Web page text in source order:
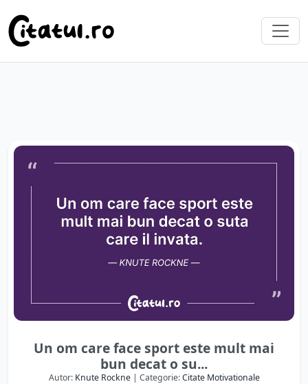
Un om care face sport este mult mai
bun decat o su...
Autor: Knute Rockne| Categorie:Citate Motivationale